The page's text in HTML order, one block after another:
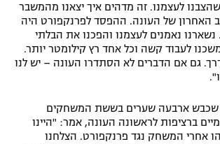
לעצמנו. זה מדהים איך יצאנו מהמשבר
האחרון של העונה. ההפסד לפרנקפורט היה
נאמנים לעצמנו והפכנו את הבלתי
לעבוד קשה וכל אחד רץ קילומטר יותר.
גם אם הדברים לא הסתדרו העונה – יש לנו
שכבש ארבעה שערים בששת המשחקים
ברציפות לראשונה העונה, אמר: "היינו
אחרי המשחק נגד פרנקפורט. הצלחנו